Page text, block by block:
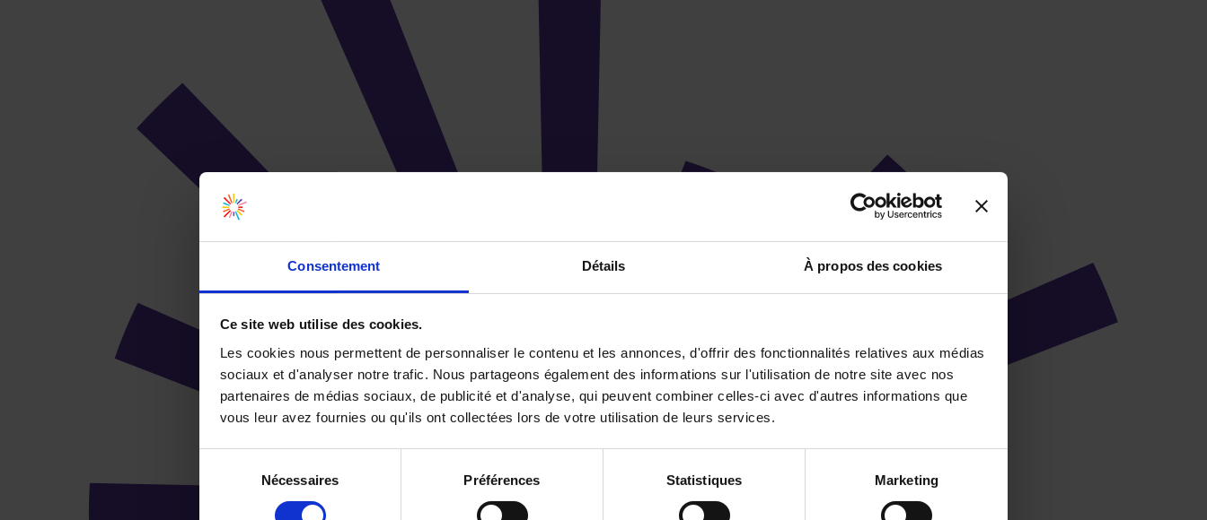
Consentement Détails À propos des cookies
Ce site web utilise des cookies.
Les cookies nous permettent de personnaliser le contenu et les annonces, d'offrir des fonctionnalités relatives aux médias
sociaux et d'analyser notre trafic. Nous partageons également des informations sur l'utilisation de notre site avec nos
partenaires de médias sociaux, de publicité et d'analyse, qui peuvent combiner celles-ci avec d'autres informations que
vous leur avez fournies ou qu'ils ont collectées lors de votre utilisation de leurs services.
consentement
Nécessaires Préférences Statistiques Marketing